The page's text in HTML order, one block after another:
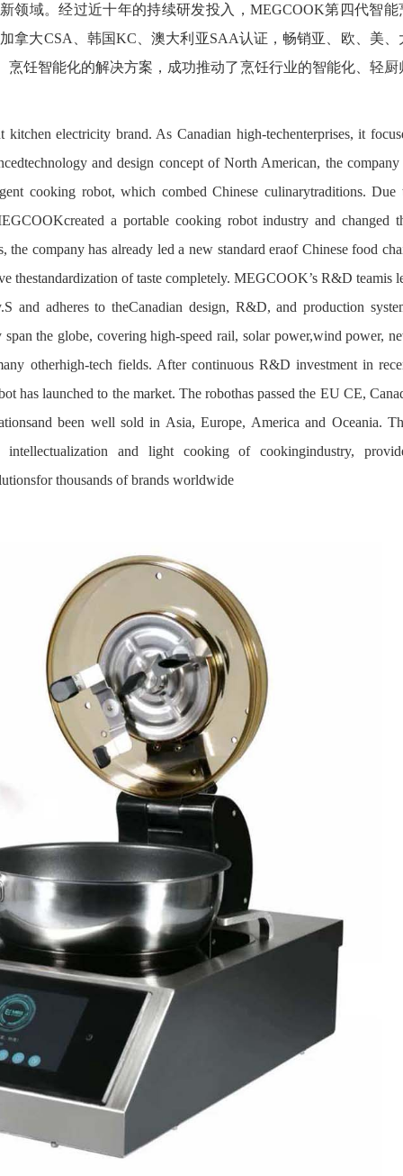
领域。经过近十年的持续研发投入，MEGCOOK第四代智能
拿大CSA、韩国KC、澳大利亚SAA认证，畅销亚、欧、美、
饪智能化的解决方案，成功推动了烹饪行业的智能化、轻厨
electricity brand. As Canadian high-techenterprises, it
and design concept of North American, the company
cooking robot, which combed Chinese culinarytraditions. Due
a portable cooking robot industry and changed
company has already led a new standard eraof Chinese food
thestandardization of taste completely. MEGCOOK’s R&D teamis
and adheres to theCanadian design, R&D, and production
the globe, covering high-speed rail, solar power,wind power,
otherhigh-tech fields. After continuous R&D investment in
has launched to the market. The robothas passed the EU CE,
been well sold in Asia, Europe, America and Oceania.
intellectualization and light cooking of cookingindustry,
thousands of brands worldwide